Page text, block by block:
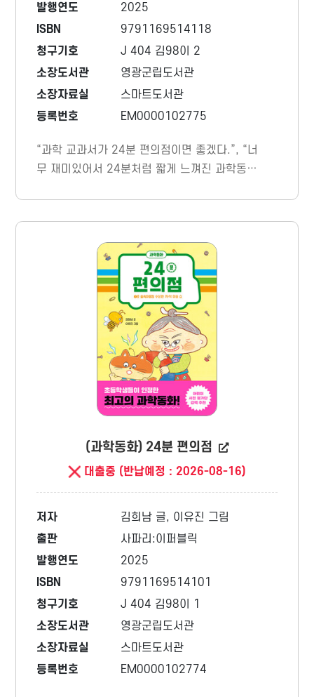
발행연도
2025
ISBN
9791169514118
청구기호
J 404 김98이 2
소장도서관
영광군립도서관
소장자료실
스마트도서관
등록번호
EM0000102775
“과학 교과서가 24분 편의점이면 좋겠다.”, “너
무 재미있어서 24분처럼 짧게 느껴진 과학동
이 두 번째 이야기로 돌아왔다.
(과학동화) 24분 편의점
대출중 (반납예정 : 2026-08-16)
저자
김희남 글, 이유진 그림
출판
사파리:이퍼블릭
발행연도
2025
ISBN
9791169514101
청구기호
J 404 김98이 1
소장도서관
영광군립도서관
소장자료실
스마트도서관
등록번호
EM0000102774